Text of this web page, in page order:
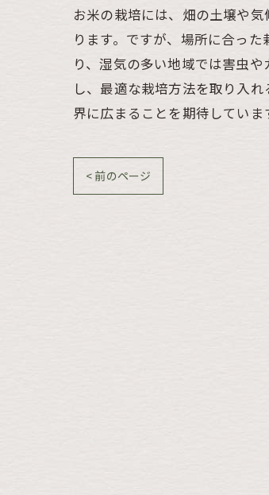
お米の栽培には、畑の土壌や
ります。ですが、場所に合っ
り、湿気の多い地域では害虫
し、最適な栽培方法を取り入
界に広まることを期待していま
< 前のページ